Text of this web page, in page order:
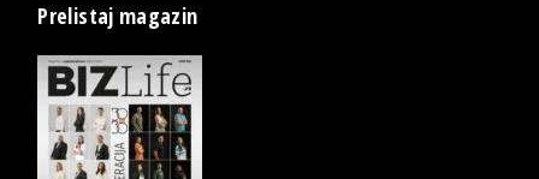
Prelistaj magazin